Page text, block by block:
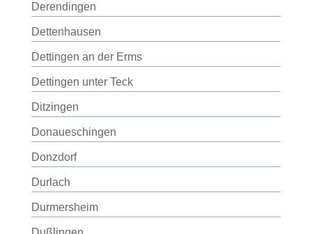
Derendingen
Dettenhausen
Dettingen an der Erms
Dettingen unter Teck
Ditzingen
Donaueschingen
Donzdorf
Durlach
Durmersheim